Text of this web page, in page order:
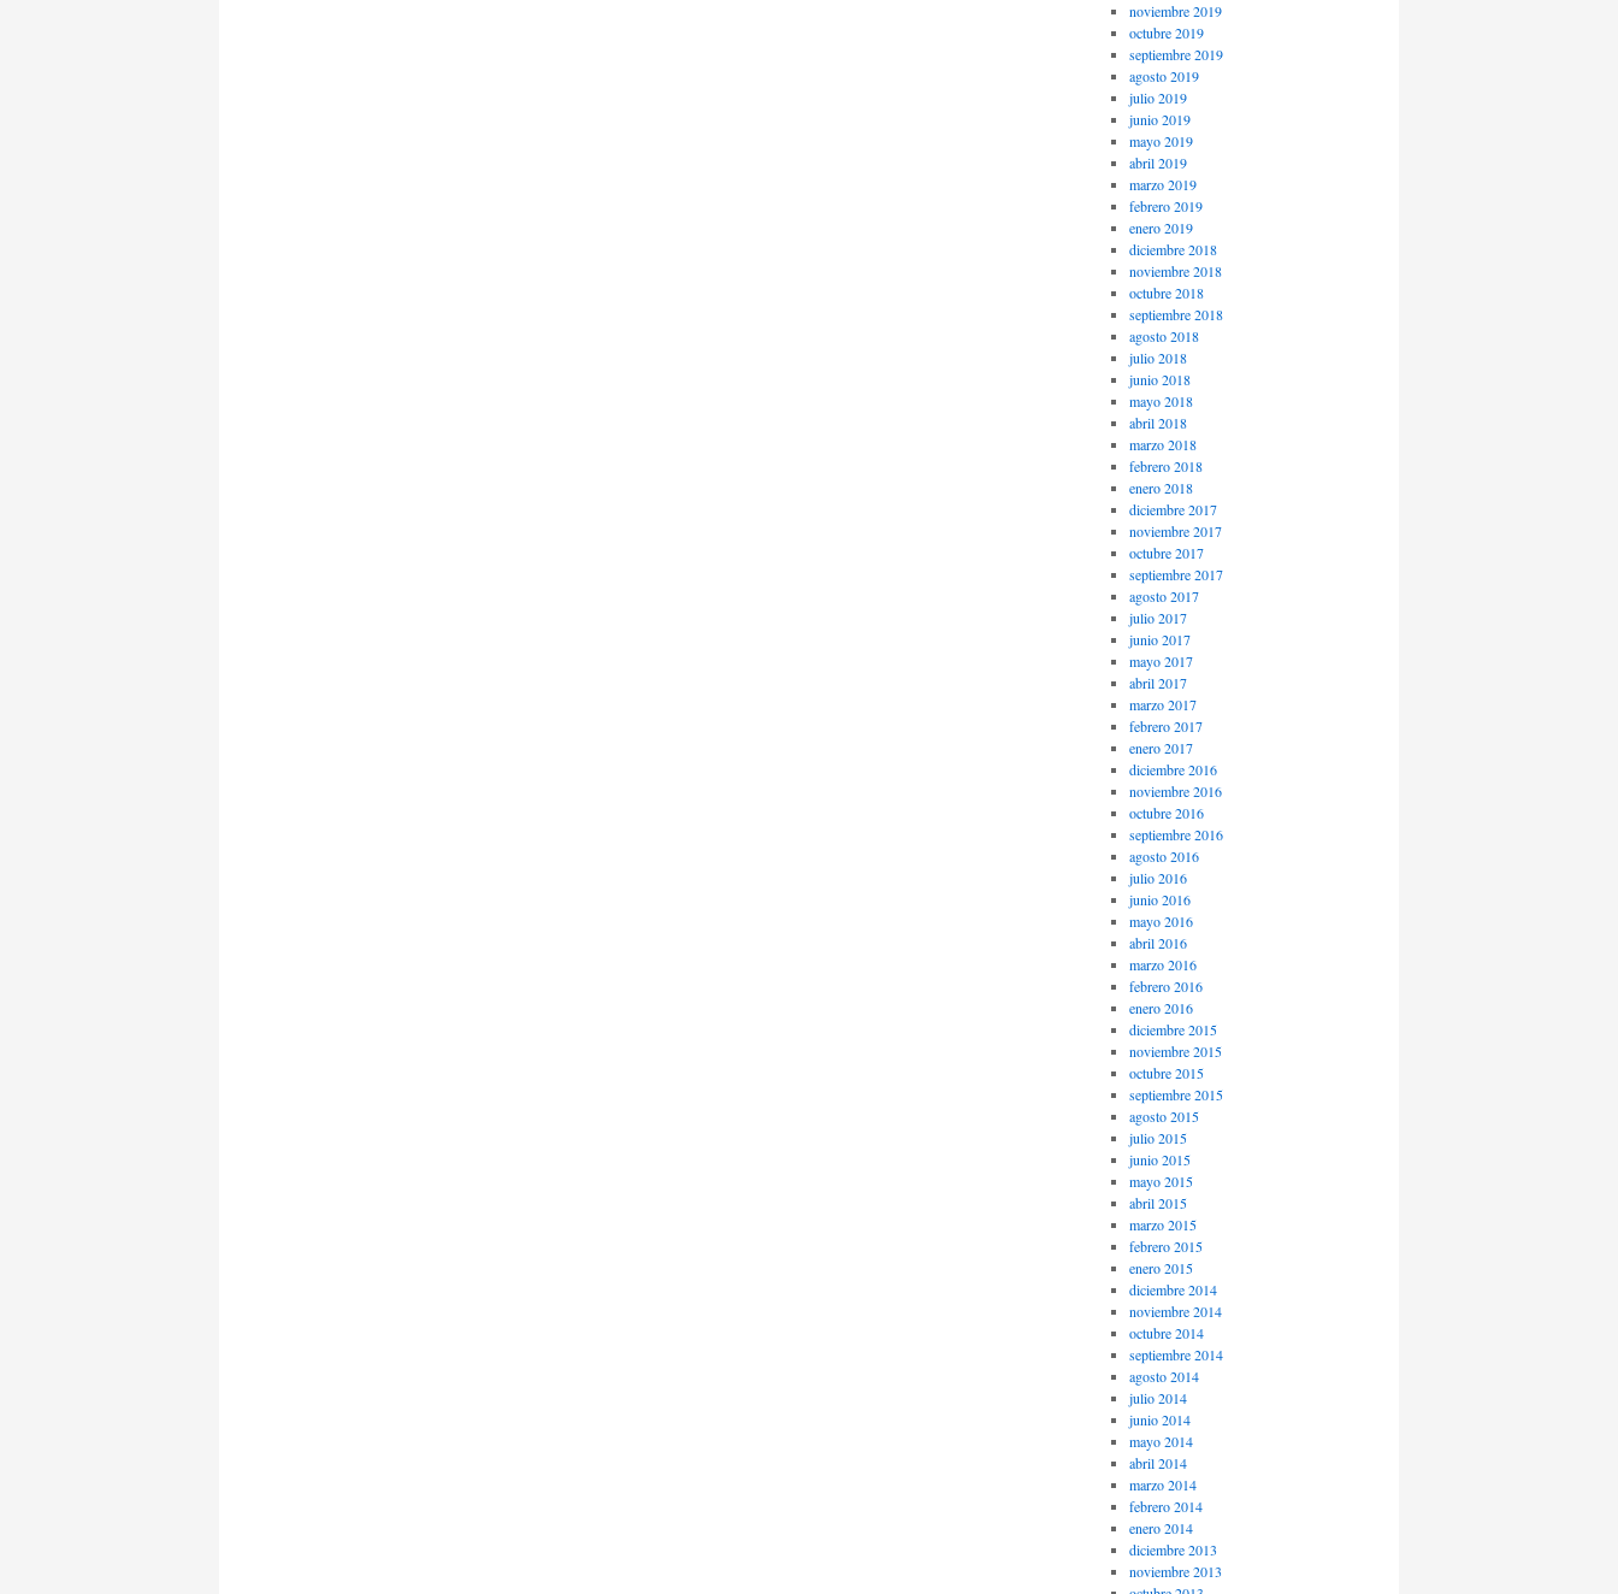
noviembre 2019
octubre 2019
septiembre 2019
agosto 2019
julio 2019
junio 2019
mayo 2019
abril 2019
marzo 2019
febrero 2019
enero 2019
diciembre 2018
noviembre 2018
octubre 2018
septiembre 2018
agosto 2018
julio 2018
junio 2018
mayo 2018
abril 2018
marzo 2018
febrero 2018
enero 2018
diciembre 2017
noviembre 2017
octubre 2017
septiembre 2017
agosto 2017
julio 2017
junio 2017
mayo 2017
abril 2017
marzo 2017
febrero 2017
enero 2017
diciembre 2016
noviembre 2016
octubre 2016
septiembre 2016
agosto 2016
julio 2016
junio 2016
mayo 2016
abril 2016
marzo 2016
febrero 2016
enero 2016
diciembre 2015
noviembre 2015
octubre 2015
septiembre 2015
agosto 2015
julio 2015
junio 2015
mayo 2015
abril 2015
marzo 2015
febrero 2015
enero 2015
diciembre 2014
noviembre 2014
octubre 2014
septiembre 2014
agosto 2014
julio 2014
junio 2014
mayo 2014
abril 2014
marzo 2014
febrero 2014
enero 2014
diciembre 2013
noviembre 2013